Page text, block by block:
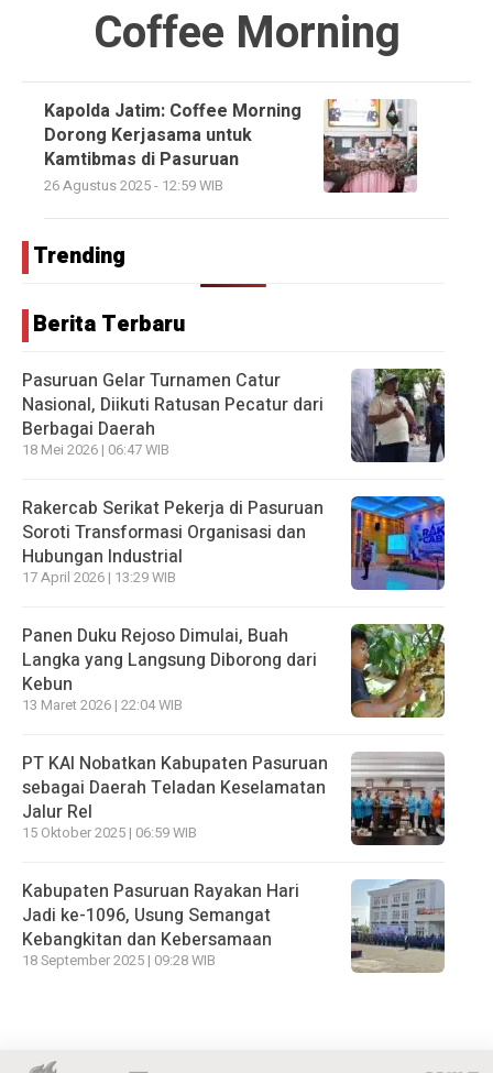
Coffee Morning
Kapolda Jatim: Coffee Morning
Dorong Kerjasama untuk
Kamtibmas di Pasuruan
26 Agustus 2025 - 12:59 WIB
Trending
Berita Terbaru
Pasuruan Gelar Turnamen Catur
Nasional, Diikuti Ratusan Pecatur dari
Berbagai Daerah
18 Mei 2026 | 06:47 WIB
Rakercab Serikat Pekerja di Pasuruan
Soroti Transformasi Organisasi dan
Hubungan Industrial
17 April 2026 | 13:29 WIB
Panen Duku Rejoso Dimulai, Buah
Langka yang Langsung Diborong dari
Kebun
13 Maret 2026 | 22:04 WIB
PT KAI Nobatkan Kabupaten Pasuruan
sebagai Daerah Teladan Keselamatan
Jalur Rel
15 Oktober 2025 | 06:59 WIB
Kabupaten Pasuruan Rayakan Hari
Jadi ke-1096, Usung Semangat
Kebangkitan dan Kebersamaan
18 September 2025 | 09:28 WIB